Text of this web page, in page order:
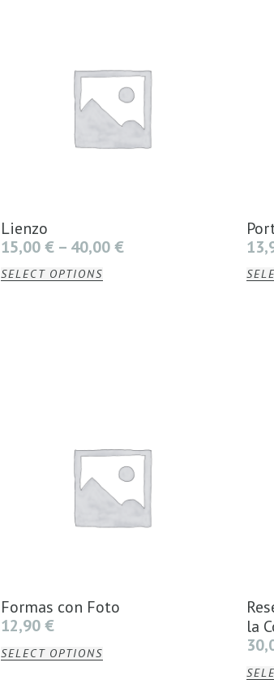
Lienzo
15,00€– 40,00€
SELECT OPTIONS
Formas con Foto
12,90€
SELECT OPTIONS
la